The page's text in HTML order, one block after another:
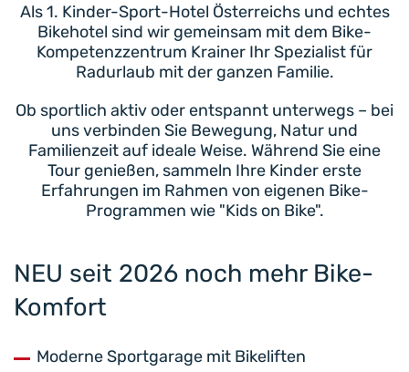
Als 1. Kinder-Sport-Hotel Österreichs und echtes
Bikehotel sind wir gemeinsam mit dem Bike-
Kompetenzzentrum Krainer Ihr Spezialist für
Radurlaub mit der ganzen Familie.
Ob sportlich aktiv oder entspannt unterwegs – bei
uns verbinden Sie Bewegung, Natur und
Familienzeit auf ideale Weise. Während Sie eine
Tour genießen, sammeln Ihre Kinder erste
Erfahrungen im Rahmen von eigenen Bike-
Programmen wie "Kids on Bike".
NEU seit 2026 noch mehr Bike-
Komfort
Moderne Sportgarage mit Bikeliften